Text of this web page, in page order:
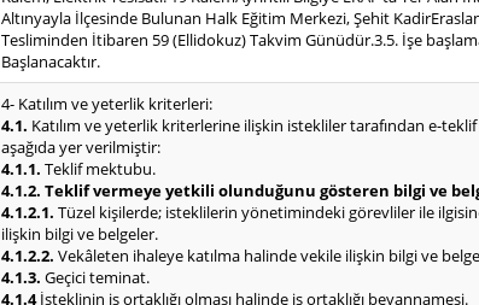
Altınyayla İlçesinde Bulunan Halk Eğitim Merkezi, Şehit
Tesliminden İtibaren 59 (Ellidokuz) Takvim Günüdür.3.5. İşe
Başlanacaktır.
4- Katılım ve yeterlik kriterleri:
4.1. Katılım ve yeterlik kriterlerine ilişkin istekliler tarafından e-
aşağıda yer verilmiştir:
4.1.1. Teklif mektubu.
4.1.2. Teklif vermeye yetkili olunduğunu gösteren bilgi ve
4.1.2.1. Tüzel kişilerde; isteklilerin yönetimindeki görevliler ile
ilişkin bilgi ve belgeler.
4.1.2.2. Vekâleten ihaleye katılma halinde vekile ilişkin bilgi ve
4.1.3. Geçici teminat.
4.1.4İsteklinin iş ortaklığı olması halinde iş ortaklığı beyannamesi.